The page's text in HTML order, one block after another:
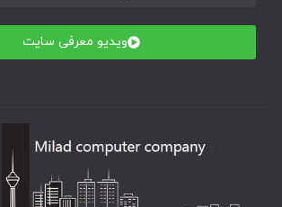
ویدیو معرفی سایت